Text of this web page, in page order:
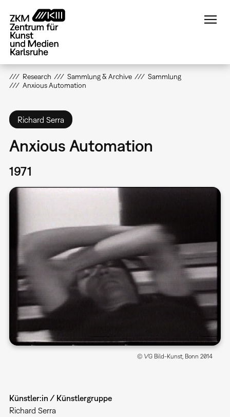
zum
Inhalt
Research Sammlung & Archive
Sammlung
Anxious Automation
Richard Serra
Anxious Automation
1971
© VG Bild-Kunst, Bonn 2014
Künstler:in / Künstlergruppe
Richard Serra